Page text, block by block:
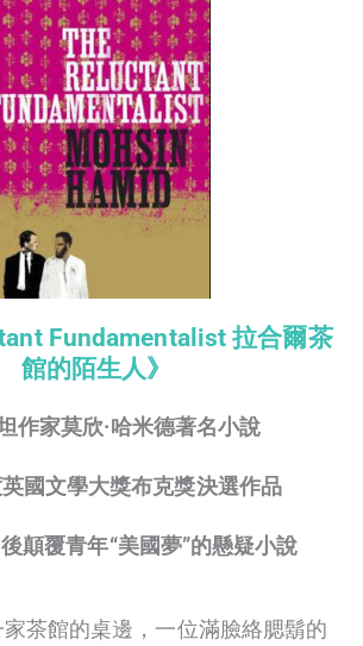
Fundamentalist 拉合爾茶
館的陌生人》
作家莫欣·哈米德著名小說
國文學大獎布克獎決選作品
顛覆青年“美國夢”的懸疑小說
茶館的桌邊，一位滿臉絡腮鬍的